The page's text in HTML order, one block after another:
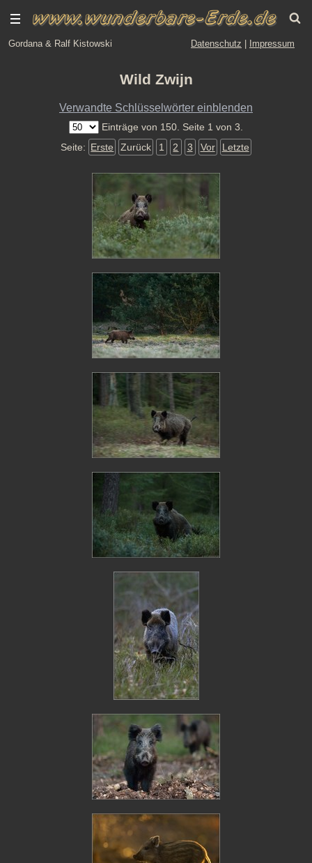
Gordana & Ralf Kistowski Datenschutz Impressum
Wild Zwijn
Verwandte Schlüsselwörter einblenden
Einträge von 150. Seite 1 von 3.
Seite: Erste Zurück 1 2 3 Vor Letzte